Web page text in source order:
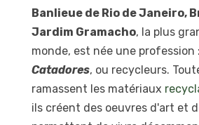
Banlieue de Rio de Janeiro,
Jardim Gramacho, la plus
monde, est née une profession
Catadores, ou recycleurs.
ramassent les matériaux
ils créent des oeuvres d'art et